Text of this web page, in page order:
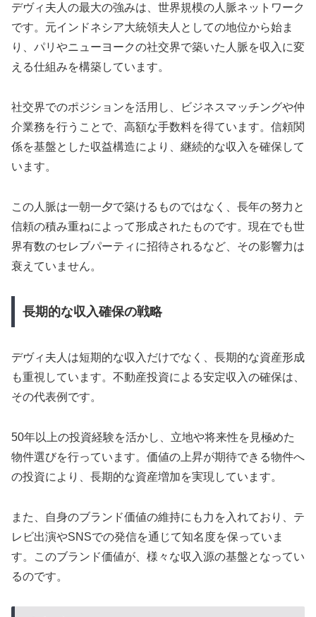
デヴィ夫人の最大の強みは、世界規模の人脈ネットワーク
です。元インドネシア大統領夫人としての地位から始ま
り、パリやニューヨークの社交界で築いた人脈を収入に変
える仕組みを構築しています。
社交界でのポジションを活用し、ビジネスマッチングや仲
介業務を行うことで、高額な手数料を得ています。信頼関
係を基盤とした収益構造により、継続的な収入を確保して
います。
この人脈は一朝一夕で築けるものではなく、長年の努力と
信頼の積み重ねによって形成されたものです。現在でも世
界有数のセレブパーティに招待されるなど、その影響力は
衰えていません。
長期的な収入確保の戦略
デヴィ夫人は短期的な収入だけでなく、長期的な資産形成
も重視しています。不動産投資による安定収入の確保は、
その代表例です。
50年以上の投資経験を活かし、立地や将来性を見極めた
物件選びを行っています。価値の上昇が期待できる物件へ
の投資により、長期的な資産増加を実現しています。
また、自身のブランド価値の維持にも力を入れており、テ
レビ出演やSNSでの発信を通じて知名度を保っていま
す。このブランド価値が、様々な収入源の基盤となってい
るのです。